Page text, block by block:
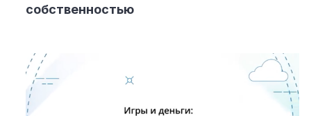
собственностью